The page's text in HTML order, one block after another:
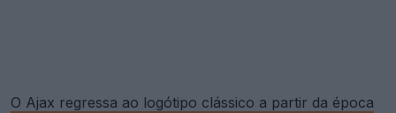
O Ajax regressa ao logótipo clássico a partir da época